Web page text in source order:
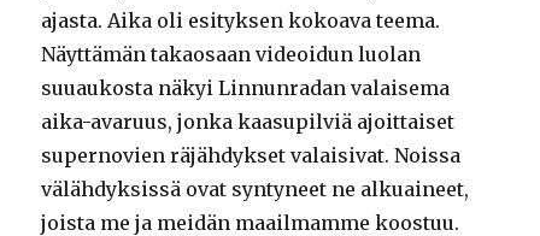
ajasta. Aika oli esityksen kokoava teema.
Näyttämän takaosaan videoidun luolan
suuaukosta näkyi Linnunradan valaisema
aika-avaruus, jonka kaasupilviä ajoittaiset
supernovien räjähdykset valaisivat. Noissa
välähdyksissä ovat syntyneet ne alkuaineet,
joista me ja meidän maailmamme koostuu.